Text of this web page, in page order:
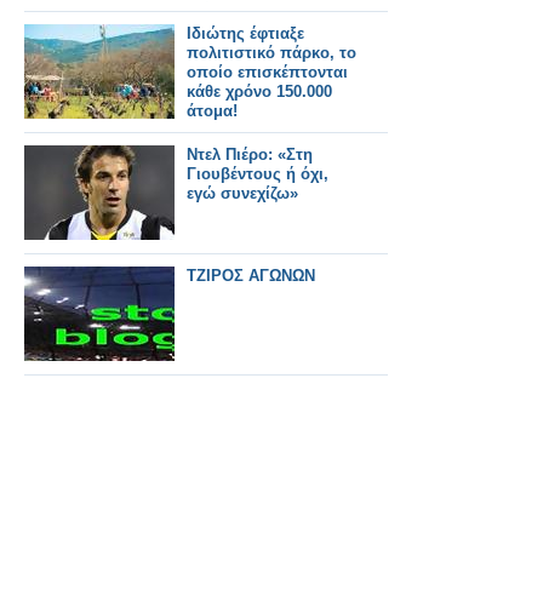
Ιδιώτης έφτιαξε
πολιτιστικό πάρκο, το
οποίο επισκέπτονται
κάθε χρόνο 150.000
άτομα!
Ντελ Πιέρο: «Στη
Γιουβέντους ή όχι,
εγώ συνεχίζω»
ΤΖΙΡΟΣ ΑΓΩΝΩΝ